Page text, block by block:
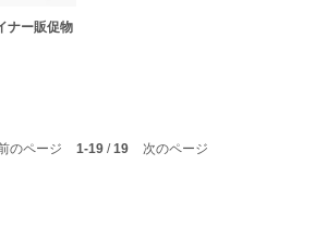
ナー販促物
のページ 1-19 /19 次のページ